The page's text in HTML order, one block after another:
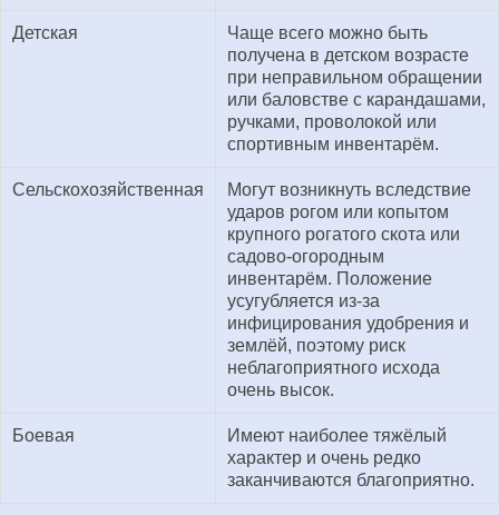
Детская
Чаще всего можно быть
получена в детском возрасте
при неправильном обращении
или баловстве с карандашами,
ручками, проволокой или
спортивным инвентарём.
Сельскохозяйственная
Могут возникнуть вследствие
ударов рогом или копытом
крупного рогатого скота или
садово-огородным
инвентарём. Положение
усугубляется из-за
инфицирования удобрения и
землёй, поэтому риск
неблагоприятного исхода
очень высок.
Боевая
Имеют наиболее тяжёлый
характер и очень редко
заканчиваются благоприятно.